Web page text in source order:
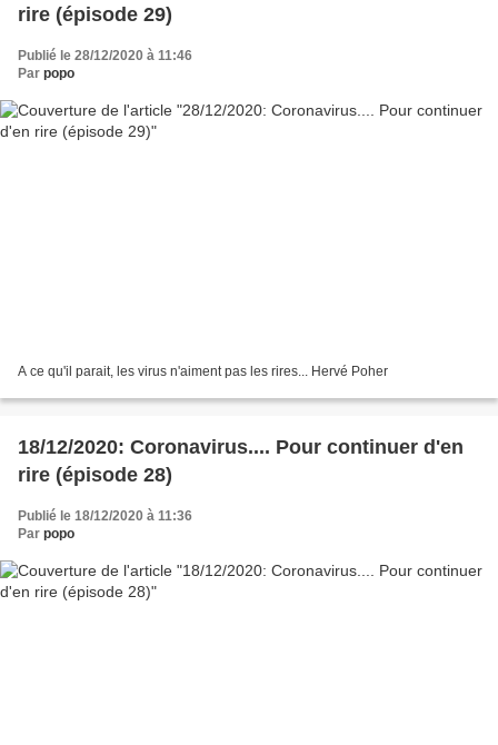
rire (épisode 29)
Publié le 28/12/2020 à 11:46
Par popo
A ce qu'il parait, les virus n'aiment pas les rires... Hervé Poher
18/12/2020: Coronavirus.... Pour continuer d'en
rire (épisode 28)
Publié le 18/12/2020 à 11:36
Par popo